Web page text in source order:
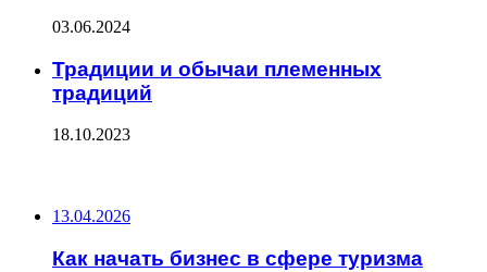
03.06.2024
Традиции и обычаи племенных
традиций
18.10.2023
13.04.2026
Как начать бизнес в сфере туризма